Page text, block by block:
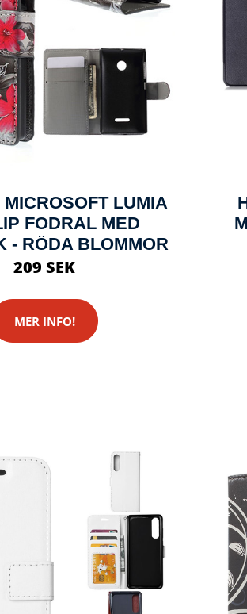
LUMIA
FODRAL MED
- RÖDA BLOMMOR
209 SEK
MER INFO!